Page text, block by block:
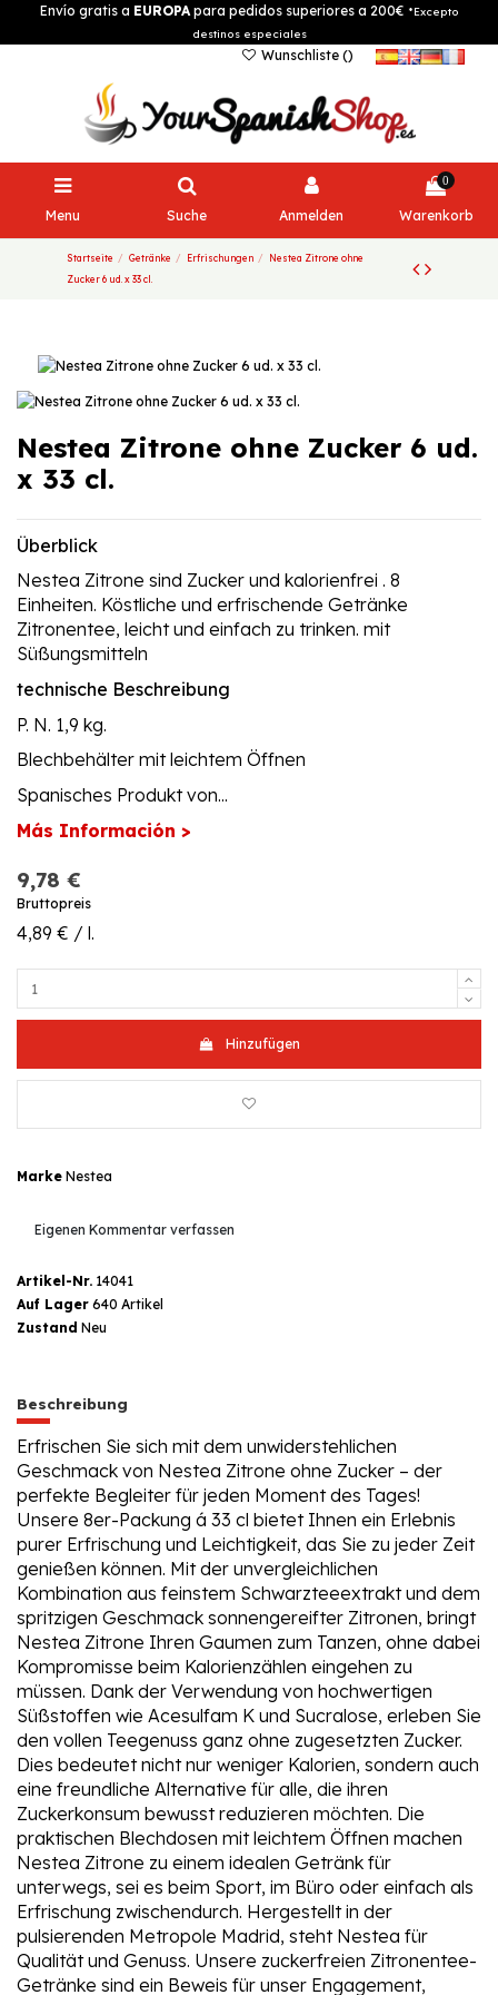
Envío gratis a EUROPApara pedidos superiores a 200€ *Excepto
destinos especiales
Wunschliste ()
Menu Suche Anmelden
0
Warenkorb
Startseite Getränke Erfrischungen
Nestea Zitrone ohne
Zucker 6 ud. x 33 cl.
Nestea Zitrone ohne Zucker 6 ud.
x 33 cl.
Überblick
Nestea Zitrone sind Zucker und kalorienfrei . 8
Einheiten. Köstliche und erfrischende Getränke
Zitronentee, leicht und einfach zu trinken. mit
Süßungsmitteln
technische Beschreibung
P. N. 1,9 kg.
Blechbehälter mit leichtem Öffnen
Spanisches Produkt von...
Más Información >
9,78 €
Bruttopreis
4,89 € / l.
Hinzufügen
Marke Nestea
Eigenen Kommentar verfassen
Artikel-Nr. 14041
Auf Lager 640 Artikel
Zustand Neu
Beschreibung
Erfrischen Sie sich mit dem unwiderstehlichen
Geschmack von Nestea Zitrone ohne Zucker – der
perfekte Begleiter für jeden Moment des Tages!
Unsere 8er-Packung á 33 cl bietet Ihnen ein Erlebnis
purer Erfrischung und Leichtigkeit, das Sie zu jeder Zeit
genießen können. Mit der unvergleichlichen
Kombination aus feinstem Schwarzteeextrakt und dem
spritzigen Geschmack sonnengereifter Zitronen, bringt
Nestea Zitrone Ihren Gaumen zum Tanzen, ohne dabei
Kompromisse beim Kalorienzählen eingehen zu
müssen. Dank der Verwendung von hochwertigen
Süßstoffen wie Acesulfam K und Sucralose, erleben Sie
den vollen Teegenuss ganz ohne zugesetzten Zucker.
Dies bedeutet nicht nur weniger Kalorien, sondern auch
eine freundliche Alternative für alle, die ihren
Zuckerkonsum bewusst reduzieren möchten. Die
praktischen Blechdosen mit leichtem Öffnen machen
Nestea Zitrone zu einem idealen Getränk für
unterwegs, sei es beim Sport, im Büro oder einfach als
Erfrischung zwischendurch. Hergestellt in der
pulsierenden Metropole Madrid, steht Nestea für
Qualität und Genuss. Unsere zuckerfreien Zitronentee-
Getränke sind ein Beweis für unser Engagement,